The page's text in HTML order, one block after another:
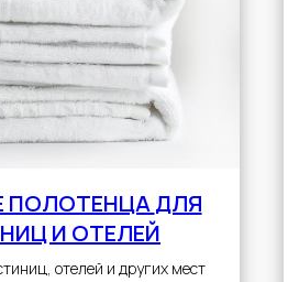
ПОЛОТЕНЦАДЛЯ
И ОТЕЛЕЙ
отелей и других мест